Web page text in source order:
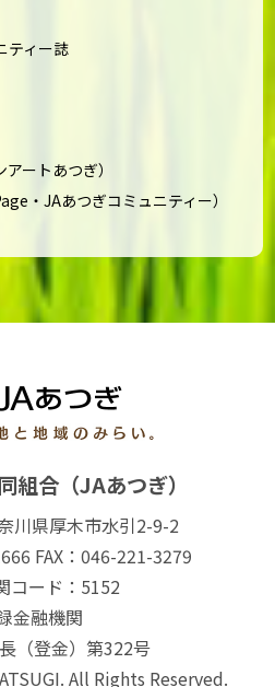
ティー誌
ートあつぎ）
・JAあつぎコミュニティー）
組合（JAあつぎ）
川県厚木市水引2-9-2
FAX：046-221-3279
コード：5152
金融機関
（登金）第322号
All Rights Reserved.